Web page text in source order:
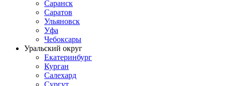
Саранск
Саратов
Ульяновск
Уфа
Чебоксары
Уральский округ
Екатеринбург
Курган
Салехард
Сургут